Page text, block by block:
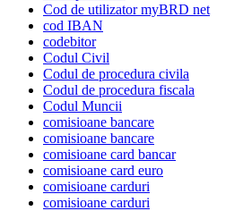
Cod de utilizator myBRD net
cod IBAN
codebitor
Codul Civil
Codul de procedura civila
Codul de procedura fiscala
Codul Muncii
comisioane bancare
comisioane bancare
comisioane card bancar
comisioane card euro
comisioane carduri
comisioane carduri